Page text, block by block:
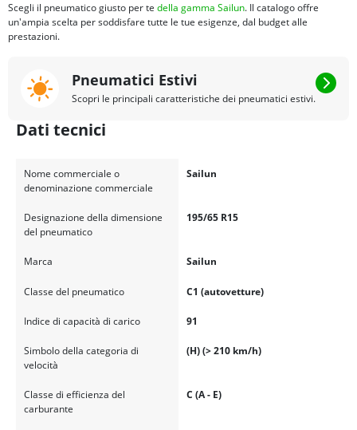
Scegli il pneumatico giusto per te della gamma Sailun. Il catalogo offre
un'ampia scelta per soddisfare tutte le tue esigenze, dal budget alle
prestazioni.
Pneumatici Estivi
Scopri le principali caratteristiche dei pneumatici estivi.
Dati tecnici
Nome commerciale o
denominazione commerciale
Sailun
Designazione della dimensione
del pneumatico
195/65 R15
Marca Sailun
Classe del pneumatico C1 (autovetture)
Indice di capacità di carico 91
Simbolo della categoria di
velocità
(H) (> 210 km/h)
Classe di efficienza del
carburante
C (A - E)